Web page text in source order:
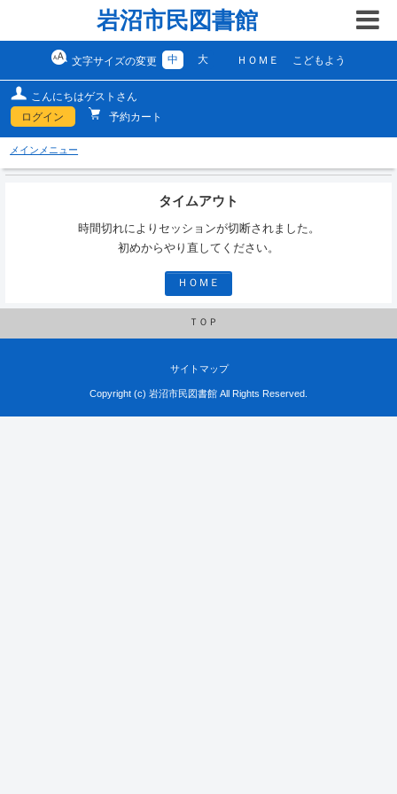
岩沼市民図書館
文字サイズの変更 中 大 ＨＯＭＥ こどもよう
こんにちはゲストさん
ログイン
予約カート
メインメニュー
タイムアウト
時間切れによりセッションが切断されました。
初めからやり直してください。
ＨＯＭＥ
ＴＯＰ
サイトマップ
Copyright (c) 岩沼市民図書館 All Rights Reserved.